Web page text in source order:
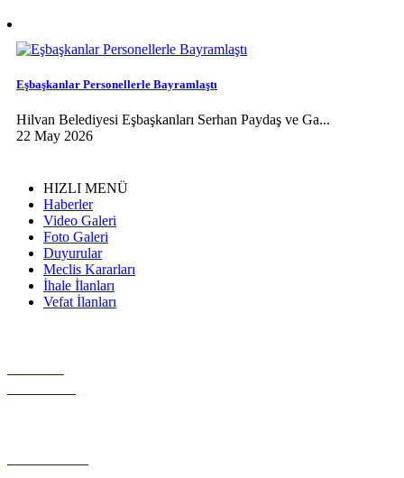
Eşbaşkanlar Personellerle Bayramlaştı
Hilvan Belediyesi Eşbaşkanları Serhan Paydaş ve Ga...
22 May 2026
HIZLI MENÜ
Haberler
Video Galeri
Foto Galeri
Duyurular
Meclis Kararları
İhale İlanları
Vefat İlanları